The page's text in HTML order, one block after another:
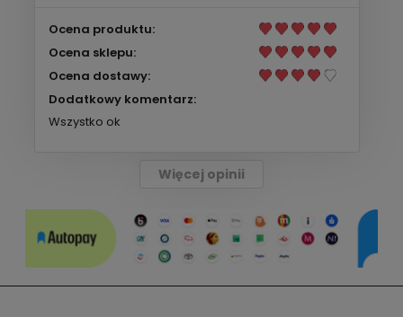
Ocena produktu:
Ocena sklepu:
Ocena dostawy:
Dodatkowy komentarz:
Wszystko ok
Więcej opinii